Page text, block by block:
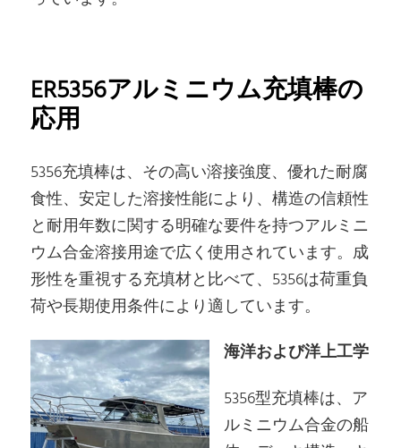
ER5356アルミニウム充填棒の
応用
5356充填棒は、その高い溶接強度、優れた耐腐
食性、安定した溶接性能により、構造の信頼性
と耐用年数に関する明確な要件を持つアルミニ
ウム合金溶接用途で広く使用されています。成
形性を重視する充填材と比べて、5356は荷重負
荷や長期使用条件により適しています。
海洋および洋上工学
5356型充填棒は、ア
ルミニウム合金の船